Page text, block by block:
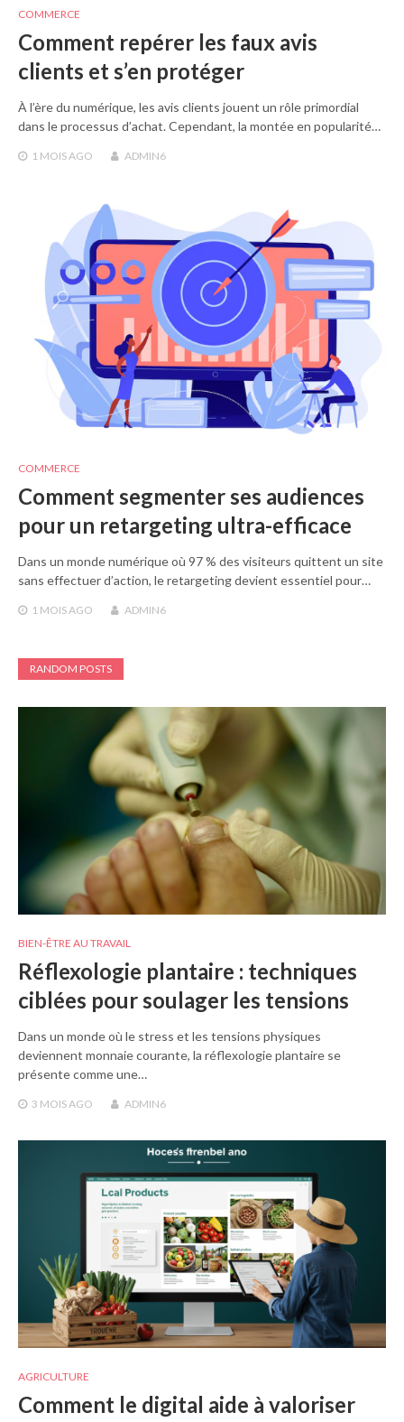
COMMERCE
Comment repérer les faux avis
clients et s’en protéger
À l’ère du numérique, les avis clients jouent un rôle primordial
dans le processus d’achat. Cependant, la montée en popularité…
1 MOIS AGO ADMIN6
COMMERCE
Comment segmenter ses audiences
pour un retargeting ultra-efficace
Dans un monde numérique où 97 % des visiteurs quittent un site
sans effectuer d’action, le retargeting devient essentiel pour…
1 MOIS AGO ADMIN6
RANDOM POSTS
BIEN-ÊTRE AU TRAVAIL
Réflexologie plantaire : techniques
ciblées pour soulager les tensions
Dans un monde où le stress et les tensions physiques
deviennent monnaie courante, la réflexologie plantaire se
présente comme une…
3 MOIS AGO ADMIN6
AGRICULTURE
Comment le digital aide à valoriser